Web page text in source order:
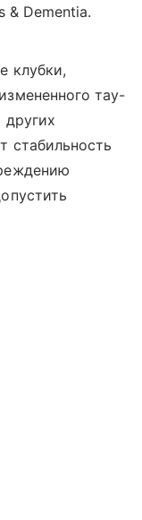
& Dementia.
клубки,
тау-
других
стабильность